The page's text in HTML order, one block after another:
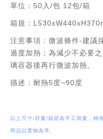
單位：50入/包 12包/箱
箱規：
注意事項：微波條件-建議
過度加熱；為減少不必要
璃容器後再行微波加熱。
描述：耐熱5度~90度
以上尺寸/容量/箱規為手工測量，稍
商品以實物為準。